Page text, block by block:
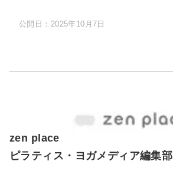
公開日： 2025年10月7日
zen place
ピラティス・ヨガメディア編集部